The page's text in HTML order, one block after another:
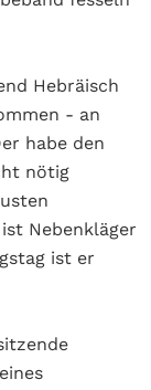
Hebräisch
- an
habe den
nötig
Nebenkläger
ist er